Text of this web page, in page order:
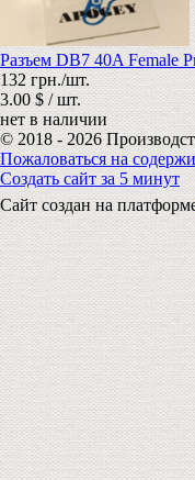
Разъем DB7 40A Female
132 грн./шт.
3.00 $ / шт.
нет в наличии
© 2018 - 2026
Пожаловаться на
Создать сайт за 5 минут
Сайт создан на